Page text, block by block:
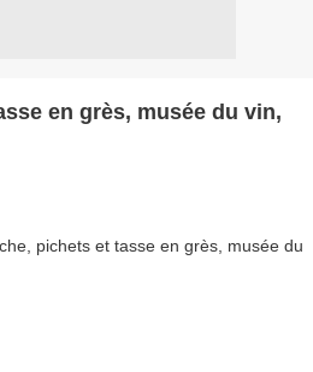
en grès, musée du vin,